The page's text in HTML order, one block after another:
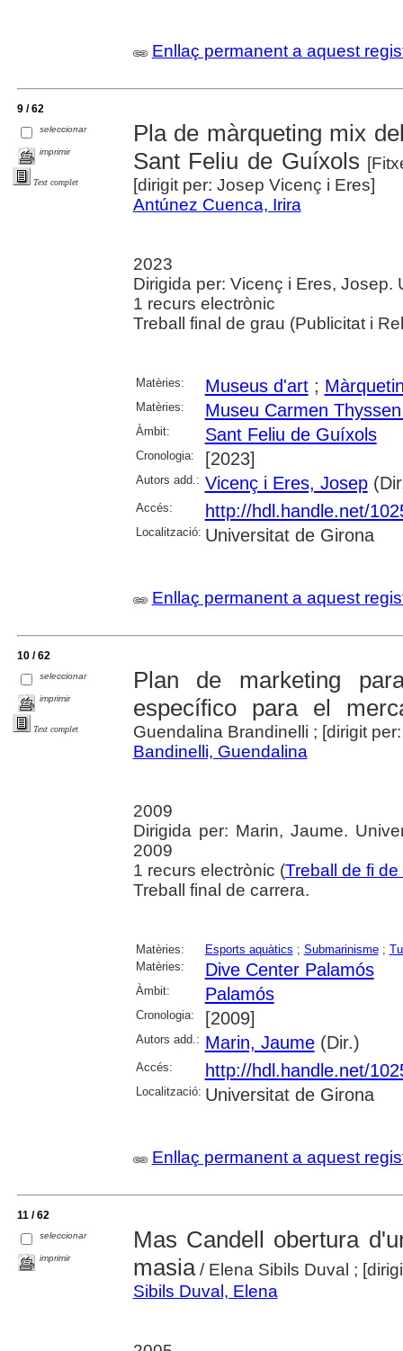
Enllaç permanent a aquest
9 / 62
seleccionar
imprimir
Text complet
Pla de màrqueting mix
Sant Feliu de Guíxols
[dirigit per: Josep Vicenç i Eres]
Antúnez Cuenca, Irira
2023
Dirigida per: Vicenç i Eres, Josep.
1 recurs electrònic
Treball final de grau (Publicitat i
Matèries: Museus d'art;
Matèries: Museu Carmen
Àmbit: Sant Feliu de Guíxols
Cronologia: [2023]
Autors add.: Vicenç i Eres, Josep
Accés: http://hdl.handle.net/
Localització: Universitat de Girona
Enllaç permanent a aquest
10 / 62
seleccionar
imprimir
Text complet
Plan de marketing
específico para el
Guendalina Brandinelli ; [dirigit
Bandinelli, Guendalina
2009
Dirigida per: Marin, Jaume.
2009
1 recurs electrònic (Treball de fi de
Treball final de carrera.
Matèries: Esports aquàtics ; Submarinisme;
Matèries:
Dive Center Palamós
Àmbit: Palamós
Cronologia: [2009]
Autors add.: Marin, Jaume(Dir.)
Accés: http://hdl.handle.net/
Localització: Universitat de Girona
Enllaç permanent a aquest
11 / 62
seleccionar
imprimir
Mas Candell obertura
masia/ Elena Sibils Duval ;
Sibils Duval, Elena